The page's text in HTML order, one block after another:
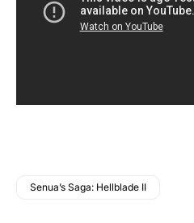
Senua’s Saga: Hellblade II